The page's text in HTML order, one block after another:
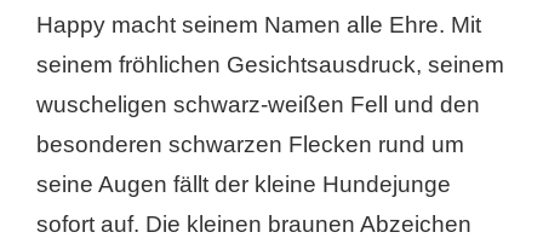
Happy macht seinem Namen alle Ehre. Mit
seinem fröhlichen Gesichtsausdruck, seinem
wuscheligen schwarz-weißen Fell und den
besonderen schwarzen Flecken rund um
seine Augen fällt der kleine Hundejunge
sofort auf. Die kleinen braunen Abzeichen